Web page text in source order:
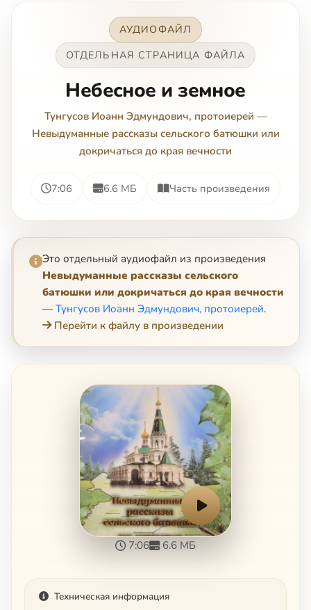
АУДИОФАЙЛ
ОТДЕЛЬНАЯ СТРАНИЦА ФАЙЛА
Небесное и земное
Тунгусов Иоанн Эдмундович, протоиерей —
Невыдуманные рассказы сельского батюшки или
докричаться до края вечности
7:06 6.6 МБ Часть произведения
Это отдельный аудиофайл из произведения
Невыдуманные рассказы сельского
батюшки или докричаться до края вечности
— Тунгусов Иоанн Эдмундович, протоиерей.
Перейти к файлу в произведении
7:06 6.6 МБ
Техническая информация